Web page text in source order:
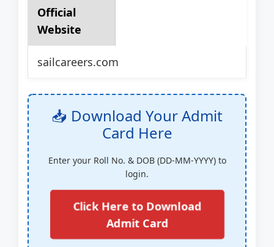
Official
Website
sailcareers.com
📥 Download Your Admit
Card Here
Enter your Roll No. & DOB (DD-MM-YYYY) to
login.
Click Here to Download
Admit Card